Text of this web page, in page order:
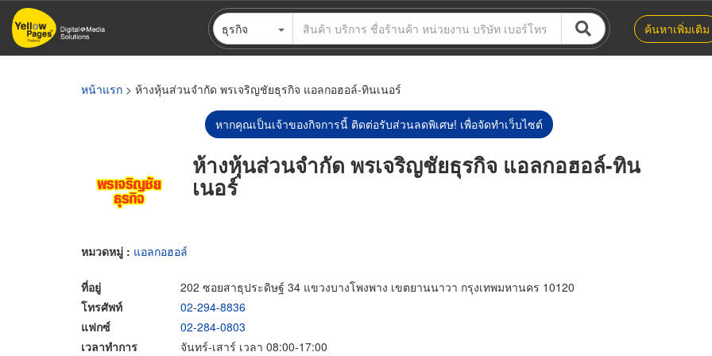
ข้าม
ไป
ธุรกิจ ค้นหาเพิ่มเติม
หน้าแรก > ห้างหุ้นส่วนจำกัด พรเจริญชัยธุรกิจ แอลกอฮอล์-ทินเนอร์
หากคุณเป็นเจ้าของกิจการนี้ ติดต่อรับส่วนลดพิเศษ! เพื่อจัดทำเว็บไซต์
ห้างหุ้นส่วนจำกัด พรเจริญชัยธุรกิจ แอลกอฮอล์-ทิน
เนอร์
หมวดหมู่ : แอลกอฮอล์
ที่อยู่
202 ซอยสาธุประดิษฐ์ 34 แขวงบางโพงพาง เขตยานนาวา กรุงเทพมหานคร 10120
โทรศัพท์
02-294-8836
แฟกซ์
02-284-0803
เวลาทำการ
จันทร์-เสาร์ เวลา 08:00-17:00